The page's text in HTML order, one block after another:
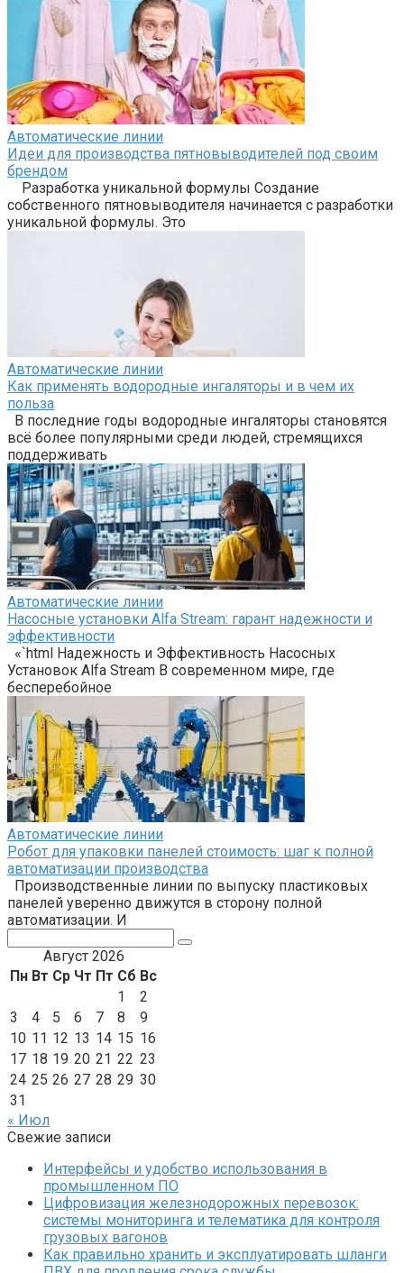
Автоматические линии
Идеи для производства пятновыводителей под своим
брендом
Разработка уникальной формулы Создание
собственного пятновыводителя начинается с разработки
уникальной формулы. Это
Автоматические линии
Как применять водородные ингаляторы и в чем их
польза
В последние годы водородные ингаляторы становятся
всё более популярными среди людей, стремящихся
поддерживать
Автоматические линии
Насосные установки Alfa Stream: гарант надежности и
эффективности
«`html Надежность и Эффективность Насосных
Установок Alfa Stream В современном мире, где
бесперебойное
Автоматические линии
Робот для упаковки панелей стоимость: шаг к полной
автоматизации производства
Производственные линии по выпуску пластиковых
панелей уверенно движутся в сторону полной
автоматизации. И
Август 2026
Пн Вт Ср Чт Пт Сб Вс
1
2
3
4 5 6 7 8
9
10 11 12 13 14 15 16
17 18 19 20 21 22 23
24 25 26 27 28 29 30
31
« Июл
Свежие записи
Интерфейсы и удобство использования в
промышленном ПО
Цифровизация железнодорожных перевозок:
системы мониторинга и телематика для контроля
грузовых вагонов
Как правильно хранить и эксплуатировать шланги